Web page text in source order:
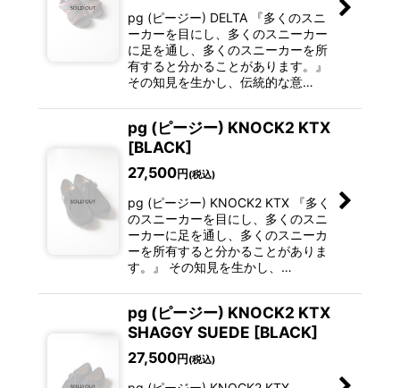
pg (ピージー) DELTA 『多くのスニ
ーカーを目にし、多くのスニーカー
に足を通し、多くのスニーカーを所
有すると分かることがあります。』
その知見を生かし、伝統的な意…
pg (ピージー) KNOCK2 KTX
[BLACK]
27,500円 (税込)
pg (ピージー) KNOCK2 KTX 『多く
のスニーカーを目にし、多くのスニ
ーカーに足を通し、多くのスニーカ
ーを所有すると分かることがありま
す。』 その知見を生かし、…
pg (ピージー) KNOCK2 KTX
SHAGGY SUEDE [BLACK]
27,500円 (税込)